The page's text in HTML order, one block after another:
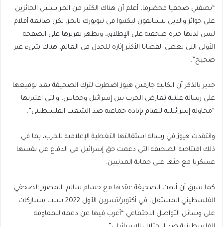
“بصفتي صحفيا مخضرما، أعلم أن هناك الكثير من المراسلين الحائزين
على جوائز والذين يتسابقون ليكتبوا في نيويورك تايمز. لكن صانعة أفلام
ليس لديها خبرة صحفية على الإطلاق، ويظهر تقريرها على الصفحة
الأولى التي تغطي القضايا الأكثر إثارة للجدل في العالم، هناك شيء غير
صحيح”.
جدير بالذكر أن الكاتبة جازمين هيوز اضطرت لترك الصحيفة بعد توقيعها
على رسالة علنية تعارض الحرب بين إسرائيل وحماس، والتي اعتبرتها
“محاولة إسرائيلية للقيام بإبادة جماعية ضد الشعب الفلسطيني”.
وانتقدت هيوز في رسالة استقالتها التغطية الإعلامية للحرب، بما في
ذلك افتتاحية الصحيفة التي دعمت حق إسرائيل في الدفاع عن نفسها
عسكريا مع حثها على حماية المدنيين.
كما سبق أن أنهت الصحيفة عقدها مع حسام سالم، المصور الصحفي
الفلسطيني المستقل، في أكتوبر/تشرين الأول 2022 بسب مشاركات
على وسائل التواصل الاجتماعي “أعرب فيها عن دعمه للمقاومة